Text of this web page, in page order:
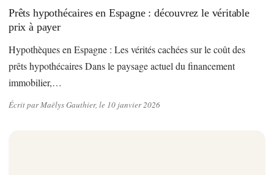
Prêts hypothécaires en Espagne : découvrez le véritable
prix à payer
Hypothèques en Espagne : Les vérités cachées sur le coût des
prêts hypothécaires Dans le paysage actuel du financement
immobilier,…
Écrit par Maëlys Gauthier, le 10 janvier 2026